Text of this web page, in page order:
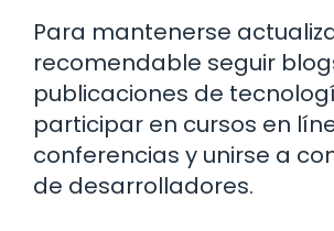
Para mantenerse
recomendable seguir
publicaciones de
participar en cursos en
conferencias y unirse a
de desarrolladores.